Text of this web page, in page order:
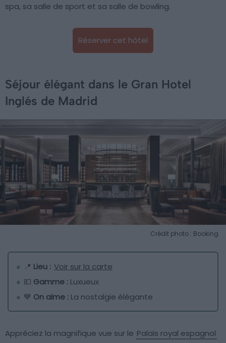
spa, sa salle de sport et sa salle de bowling.
Réserver cet hôtel
Séjour élégant dans le Gran Hotel
Inglés de Madrid
Crédit photo : Booking
📍 Lieu : Voir sur la carte
💶 Gamme : Luxueux
💙 On aime : La nostalgie élégante
Appréciez la magnifique vue sur le Palais royal espagnol